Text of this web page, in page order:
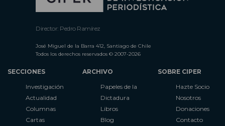
Director: Pedro Ramírez
José Miguel de la Barra 412, Santiago de Chile
Todos los derechos reservados © 2007-2026
SECCIONES
Investigación
Actualidad
Columnas
Cartas
ARCHIVO
Papeles de la
Dictadura
Libros
Blog
SOBRE CIPER
Hazte Socio
Nosotros
Donaciones
Contacto